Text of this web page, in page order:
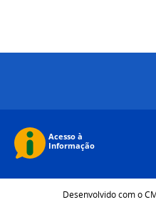
Desenvolvido com o